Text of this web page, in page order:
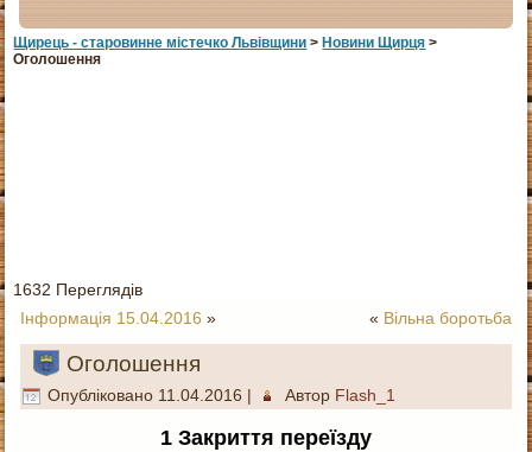
Щирець - старовинне мiстечко Львiвщини >Новини Щирця >
Оголошення
1632 Переглядів
Інформація 15.04.2016 » « Вільна боротьба
Оголошення
Опубліковано 11.04.2016 | Автор Flash_1
1 Закриття переїзду